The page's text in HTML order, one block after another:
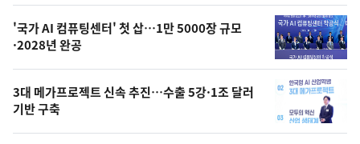
오
의
사
진
'국가 AI 컴퓨팅센터' 첫 삽…1만 5000장 규모
·2028년 완공
3대 메가프로젝트 신속 추진…수출 5강·1조 달러
기반 구축